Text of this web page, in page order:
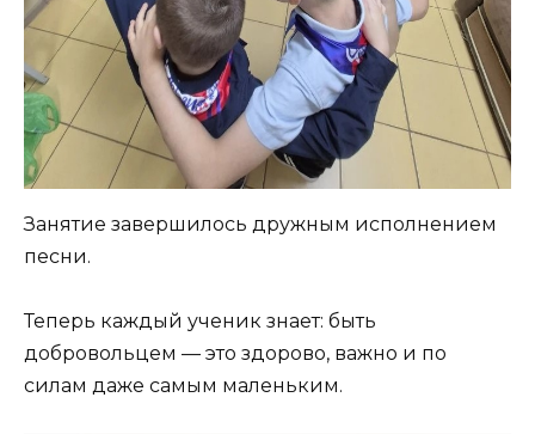
Занятие завершилось дружным исполнением
песни.
Теперь каждый ученик знает: быть
добровольцем — это здорово, важно и по
силам даже самым маленьким.